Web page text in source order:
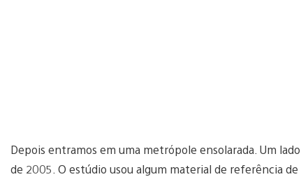
Depois entramos em uma metrópole ensolarada. Um
de 2005. O estúdio usou algum material de referência